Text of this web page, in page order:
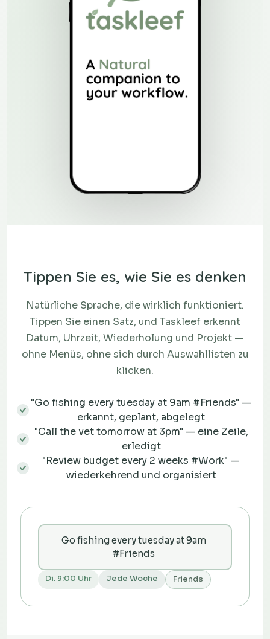
Tippen Sie es, wie Sie es denken
Natürliche Sprache, die wirklich funktioniert.
Tippen Sie einen Satz, und Taskleef erkennt
Datum, Uhrzeit, Wiederholung und Projekt —
ohne Menüs, ohne sich durch Auswahllisten zu
klicken.
"Go fishing every tuesday at 9am #Friends" —
erkannt, geplant, abgelegt
"Call the vet tomorrow at 3pm" — eine Zeile,
erledigt
"Review budget every 2 weeks #Work" —
wiederkehrend und organisiert
Go fishing every tuesday at 9am
#Friends
Di. 9:00 Uhr Jede Woche Friends